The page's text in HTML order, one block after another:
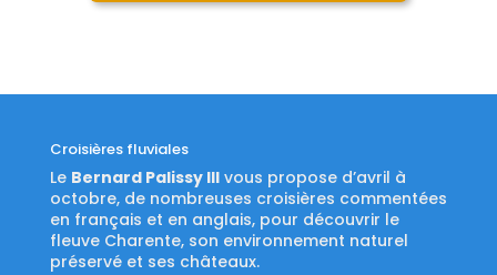
Croisières fluviales
Le Bernard Palissy IIIvous propose d’avril à
octobre, de nombreuses croisières commentées
en français et en anglais, pour découvrir le
fleuve Charente, son environnement naturel
préservé et ses châteaux.